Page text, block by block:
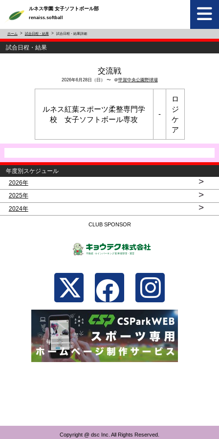
ルネス学園 女子ソフトボール部
renaiss.softball
ホーム 試合日程・結果 試合日程・結果詳細
試合日程・結果
交流戦
2026年6月28日（日） 〜 ＠甲賀中央公園野球場
ルネス紅葉スポーツ柔整専門学
校 女子ソフトボール専攻
-
ロ
ジ
ケ
ア
年度別スケジュール
2026年
>
2025年 >
2024年 >
CLUB SPONSOR
Copyright @ dsc Inc. All Rights Reserved.